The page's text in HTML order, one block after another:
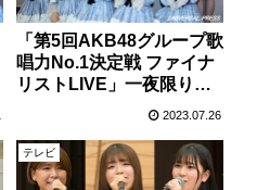
「第5回AKB48グループ歌
唱力No.1決定戦 ファイナ
リストLIVE」一夜限りの
スペシャルステージが開
2023.07.26
テレビ